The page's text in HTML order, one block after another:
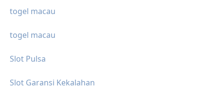
togel macau
togel macau
Slot Pulsa
Slot Garansi Kekalahan